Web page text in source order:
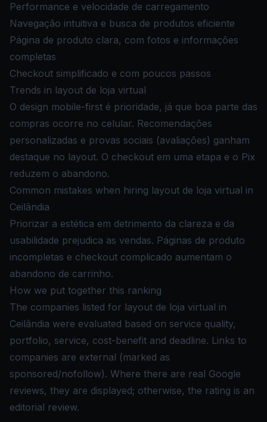
Performance e velocidade de carregamento
Navegação intuitiva e busca de produtos eficiente
Página de produto clara, com fotos e informações
completas
Checkout simplificado e com poucos passos
Trends in layout de loja virtual
O design mobile-first é prioridade, já que boa parte das
compras ocorre no celular. Recomendações
personalizadas e provas sociais (avaliações) ganham
destaque no layout. O checkout em uma etapa e o Pix
reduzem o abandono.
Common mistakes when hiring layout de loja virtual in
Ceilândia
Priorizar a estética em detrimento da clareza e da
usabilidade prejudica as vendas. Páginas de produto
incompletas e checkout complicado aumentam o
abandono de carrinho.
How we put together this ranking
The companies listed for layout de loja virtual in
Ceilândia were evaluated based on service quality,
portfolio, service, cost-benefit and deadline. Links to
companies are external (marked as
sponsored/nofollow). Where there are real Google
reviews, they are displayed; otherwise, the rating is an
editorial review.